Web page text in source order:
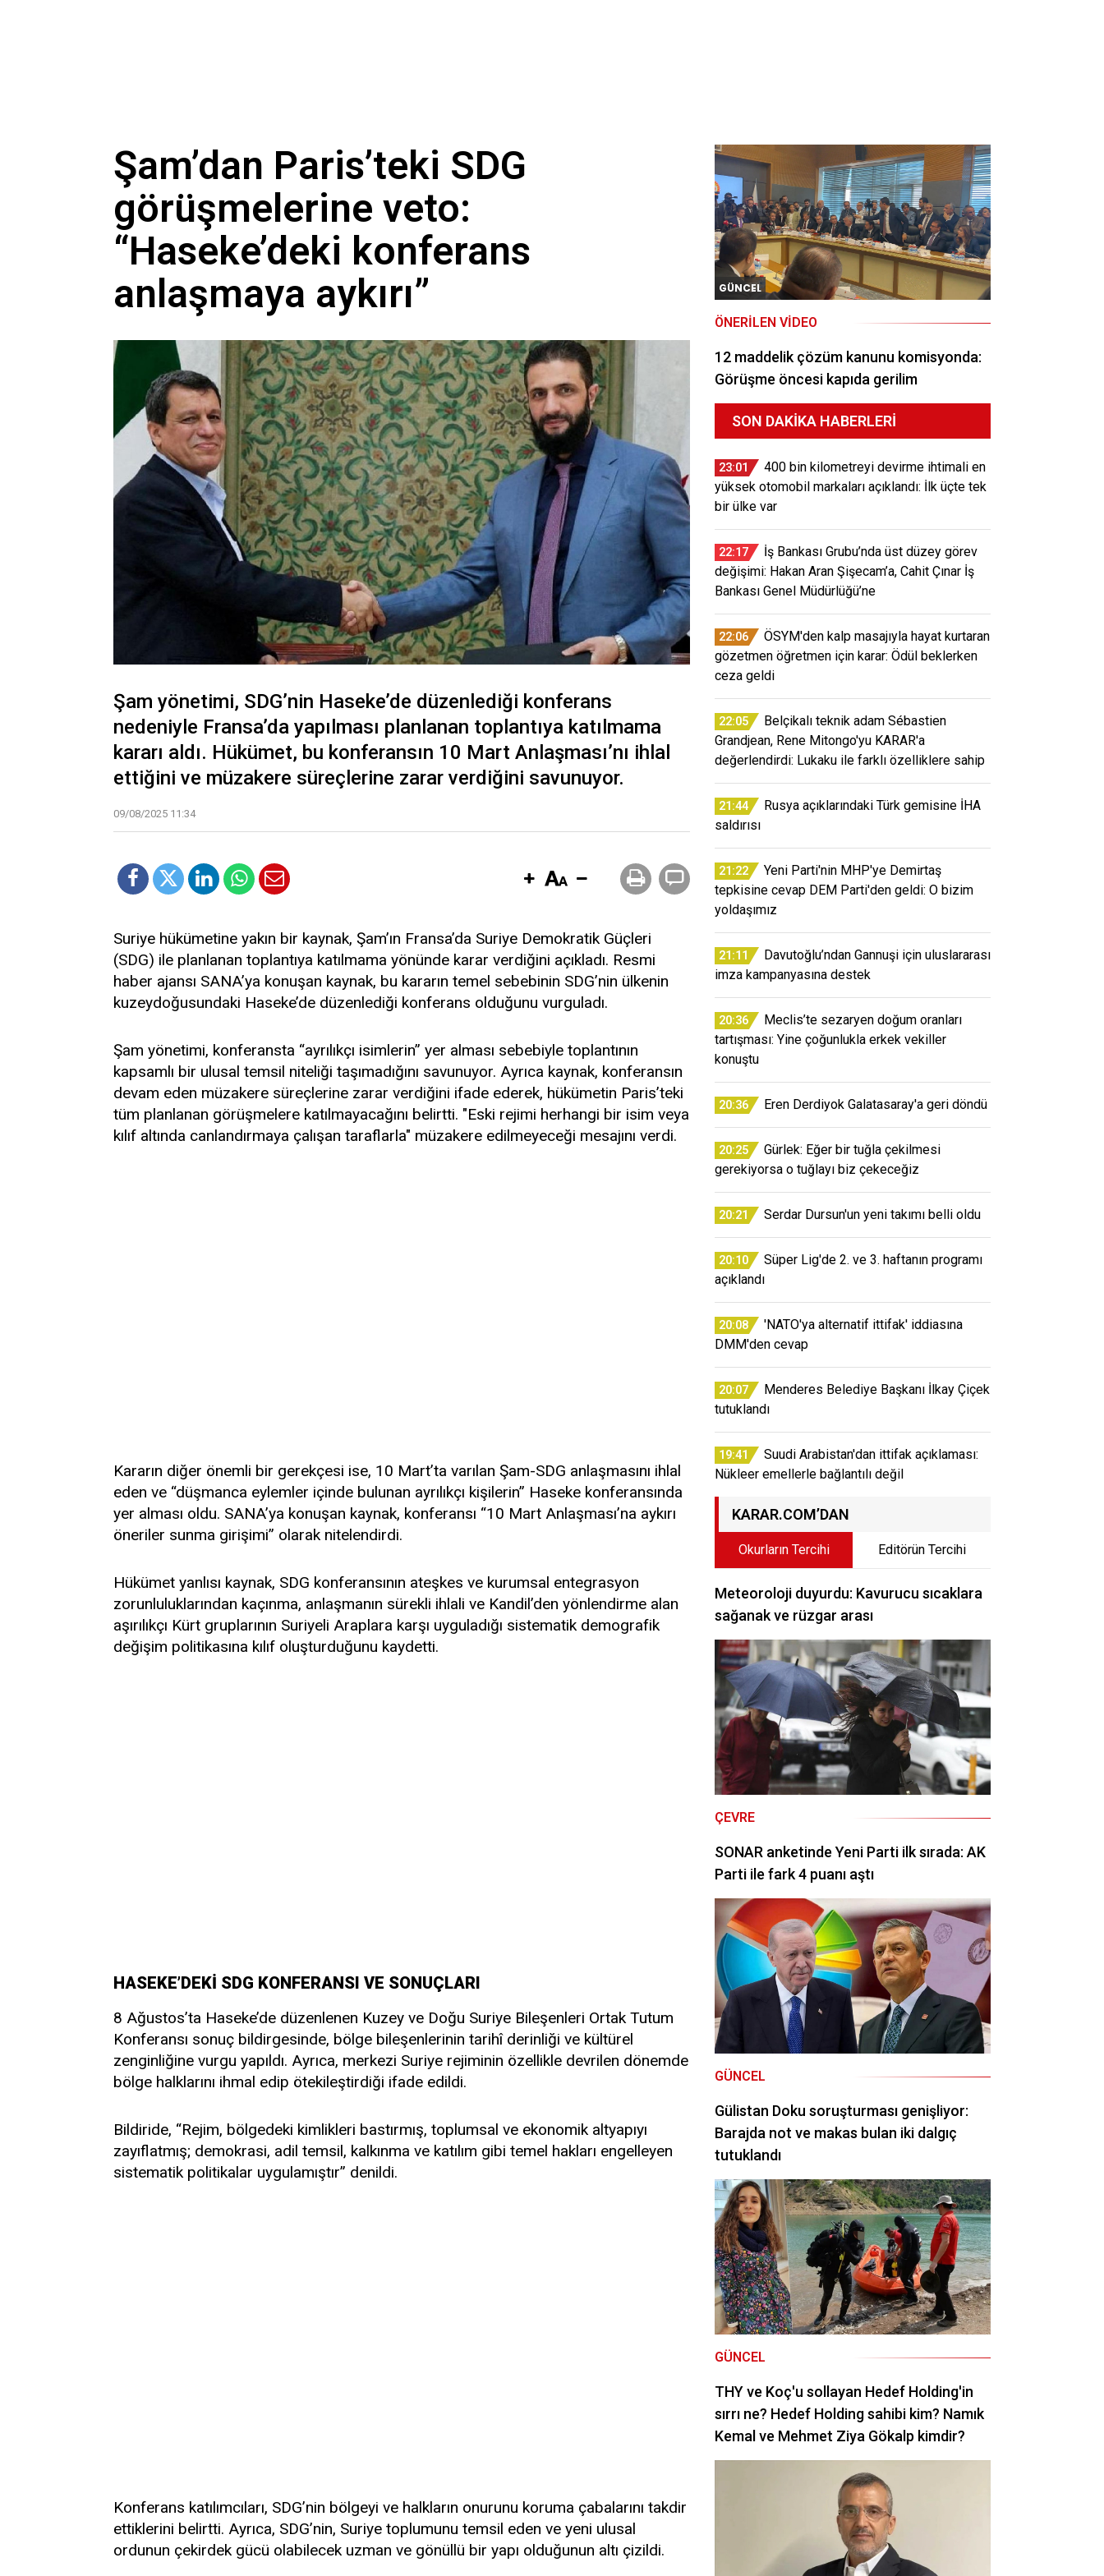
Şam’dan Paris’teki SDG
görüşmelerine veto:
“Haseke’deki konferans
anlaşmaya aykırı”
Şam yönetimi, SDG’nin Haseke’de düzenlediği konferans
nedeniyle Fransa’da yapılması planlanan toplantıya katılmama
kararı aldı. Hükümet, bu konferansın 10 Mart Anlaşması’nı ihlal
ettiğini ve müzakere süreçlerine zarar verdiğini savunuyor.
09/08/2025 11:34
Suriye hükümetine yakın bir kaynak, Şam’ın Fransa’da Suriye Demokratik Güçleri
(SDG) ile planlanan toplantıya katılmama yönünde karar verdiğini açıkladı. Resmi
haber ajansı SANA’ya konuşan kaynak, bu kararın temel sebebinin SDG’nin ülkenin
kuzeydoğusundaki Haseke’de düzenlediği konferans olduğunu vurguladı.
Şam yönetimi, konferansta “ayrılıkçı isimlerin” yer alması sebebiyle toplantının
kapsamlı bir ulusal temsil niteliği taşımadığını savunuyor. Ayrıca kaynak, konferansın
devam eden müzakere süreçlerine zarar verdiğini ifade ederek, hükümetin Paris’teki
tüm planlanan görüşmelere katılmayacağını belirtti. "Eski rejimi herhangi bir isim veya
kılıf altında canlandırmaya çalışan taraflarla" müzakere edilmeyeceği mesajını verdi.
Kararın diğer önemli bir gerekçesi ise, 10 Mart’ta varılan Şam-SDG anlaşmasını ihlal
eden ve “düşmanca eylemler içinde bulunan ayrılıkçı kişilerin” Haseke konferansında
yer alması oldu. SANA’ya konuşan kaynak, konferansı “10 Mart Anlaşması’na aykırı
öneriler sunma girişimi” olarak nitelendirdi.
Hükümet yanlısı kaynak, SDG konferansının ateşkes ve kurumsal entegrasyon
zorunluluklarından kaçınma, anlaşmanın sürekli ihlali ve Kandil’den yönlendirme alan
aşırılıkçı Kürt gruplarının Suriyeli Araplara karşı uyguladığı sistematik demografik
değişim politikasına kılıf oluşturduğunu kaydetti.
HASEKE’DEKİ SDG KONFERANSI VE SONUÇLARI
8 Ağustos’ta Haseke’de düzenlenen Kuzey ve Doğu Suriye Bileşenleri Ortak Tutum
Konferansı sonuç bildirgesinde, bölge bileşenlerinin tarihî derinliği ve kültürel
zenginliğine vurgu yapıldı. Ayrıca, merkezi Suriye rejiminin özellikle devrilen dönemde
bölge halklarını ihmal edip ötekileştirdiği ifade edildi.
Bildiride, “Rejim, bölgedeki kimlikleri bastırmış, toplumsal ve ekonomik altyapıyı
zayıflatmış; demokrasi, adil temsil, kalkınma ve katılım gibi temel hakları engelleyen
sistematik politikalar uygulamıştır” denildi.
Konferans katılımcıları, SDG’nin bölgeyi ve halkların onurunu koruma çabalarını takdir
ettiklerini belirtti. Ayrıca, SDG’nin, Suriye toplumunu temsil eden ve yeni ulusal
ordunun çekirdek gücü olabilecek uzman ve gönüllü bir yapı olduğunun altı çizildi.
GÜNCEL
ÖNERILEN VIDEO
12 maddelik çözüm kanunu komisyonda:
Görüşme öncesi kapıda gerilim
SON DAKIKA HABERLERI
23:01
400 bin kilometreyi devirme ihtimali en
yüksek otomobil markaları açıklandı: İlk üçte tek
bir ülke var
22:17
İş Bankası Grubu’nda üst düzey görev
değişimi: Hakan Aran Şişecam’a, Cahit Çınar İş
Bankası Genel Müdürlüğü’ne
22:06
ÖSYM'den kalp masajıyla hayat kurtaran
gözetmen öğretmen için karar: Ödül beklerken
ceza geldi
22:05
Belçikalı teknik adam Sébastien
Grandjean, Rene Mitongo'yu KARAR'a
değerlendirdi: Lukaku ile farklı özelliklere sahip
21:44
Rusya açıklarındaki Türk gemisine İHA
saldırısı
21:22
Yeni Parti'nin MHP'ye Demirtaş
tepkisine cevap DEM Parti'den geldi: O bizim
yoldaşımız
21:11
Davutoğlu’ndan Gannuşi için uluslararası
imza kampanyasına destek
20:36
Meclis’te sezaryen doğum oranları
tartışması: Yine çoğunlukla erkek vekiller
konuştu
20:36 Eren Derdiyok Galatasaray'a geri döndü
20:25
Gürlek: Eğer bir tuğla çekilmesi
gerekiyorsa o tuğlayı biz çekeceğiz
20:21 Serdar Dursun'un yeni takımı belli oldu
20:10
Süper Lig'de 2. ve 3. haftanın programı
açıklandı
20:08
'NATO'ya alternatif ittifak' iddiasına
DMM'den cevap
20:07
Menderes Belediye Başkanı İlkay Çiçek
tutuklandı
19:41
Suudi Arabistan'dan ittifak açıklaması:
Nükleer emellerle bağlantılı değil
KARAR.COM’DAN
Okurların Tercihi Editörün Tercihi
Meteoroloji duyurdu: Kavurucu sıcaklara
sağanak ve rüzgar arası
ÇEVRE
SONAR anketinde Yeni Parti ilk sırada: AK
Parti ile fark 4 puanı aştı
GÜNCEL
Gülistan Doku soruşturması genişliyor:
Barajda not ve makas bulan iki dalgıç
tutuklandı
GÜNCEL
THY ve Koç'u sollayan Hedef Holding'in
sırrı ne? Hedef Holding sahibi kim? Namık
Kemal ve Mehmet Ziya Gökalp kimdir?